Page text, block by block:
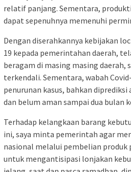
relatif panjang. Sementara,
dapat sepenuhnya memenuhi
Dengan diserahkannya kebijakan
19 kepada pemerintahan daerah,
beragam di masing masing daerah,
terkendali. Sementara, wabah
penurunan kasus, bahkan
dan belum aman sampai dua bulan
Terhadap kelangkaan barang
ini, saya minta pemerintah agar
nasional melalui pembelian produk
untuk mengantisipasi lonjakan